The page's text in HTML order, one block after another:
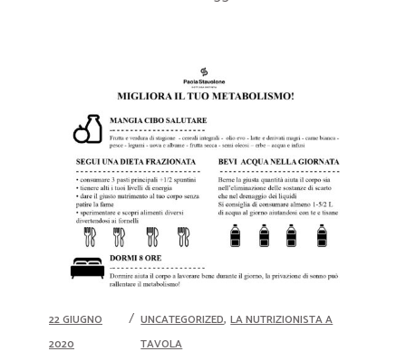
22 GIUGNO
2020
UNCATEGORIZED,LA NUTRIZIONISTA A
TAVOLA